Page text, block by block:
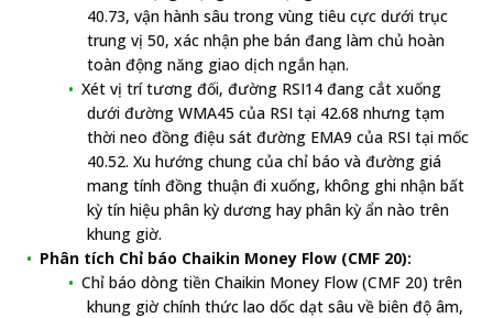
40.73, vận hành sâu trong vùng tiêu cực dưới trục
trung vị 50, xác nhận phe bán đang làm chủ hoàn
toàn động năng giao dịch ngắn hạn.
Xét vị trí tương đối, đường RSI14 đang cắt xuống
dưới đường WMA45 của RSI tại 42.68 nhưng tạm
thời neo đồng điệu sát đường EMA9 của RSI tại mốc
40.52. Xu hướng chung của chỉ báo và đường giá
mang tính đồng thuận đi xuống, không ghi nhận bất
kỳ tín hiệu phân kỳ dương hay phân kỳ ẩn nào trên
khung giờ.
Phân tích Chỉ báo Chaikin Money Flow (CMF 20):
Chỉ báo dòng tiền Chaikin Money Flow (CMF 20) trên
khung giờ chính thức lao dốc dạt sâu về biên độ âm,